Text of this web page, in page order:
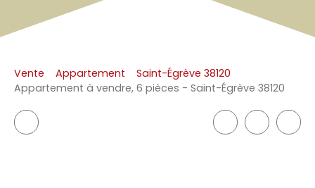
Vente Appartement
Saint-Égrève 38120
Appartement à vendre, 6 pièces - Saint-Égrève 38120